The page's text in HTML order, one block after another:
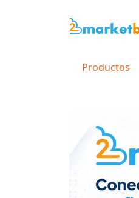
Productos